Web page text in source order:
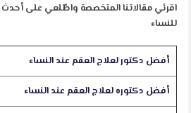
اقرئي مقالاتنا المتخصصة واطّلعي على
للنساء
أفضل دكتور لعلاج العقم عند النساء
أفضل دكتوره لعلاج العقم عند النساء